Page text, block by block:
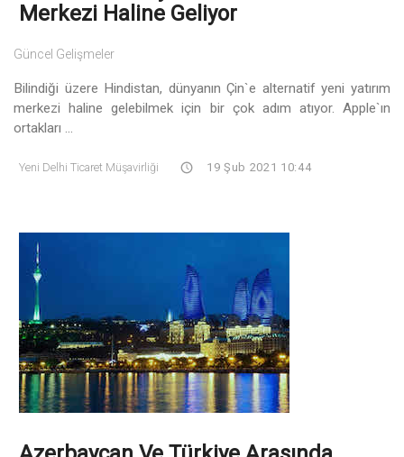
Merkezi Haline Geliyor
Güncel Gelişmeler
Bilindiği üzere Hindistan, dünyanın Çin`e alternatif yeni yatırım
merkezi haline gelebilmek için bir çok adım atıyor. Apple`ın
ortakları ...
Yeni Delhi Ticaret Müşavirliği 19 Şub 2021 10:44